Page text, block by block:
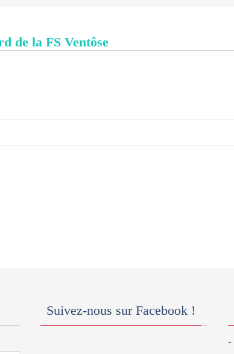
de la FS Ventôse
Suivez-nous sur Facebook !
-